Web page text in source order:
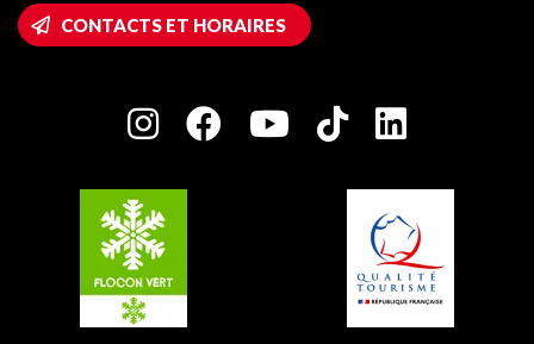
Accès Wifi
Maison des Propriétaires
Charte des Acteurs Engagés
Plagne 1800
Plagne Villages
Plagne Aime 2000
CONTACTS ET HORAIRES